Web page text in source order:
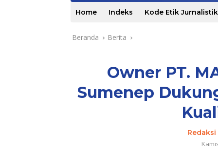
Home Indeks Kode Etik Jurnalistik
Beranda Berita
Owner PT.
Sumenep
Redaksi